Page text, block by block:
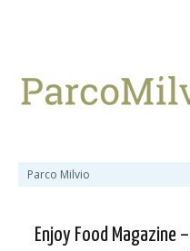
Parco Milvio
Enjoy Food